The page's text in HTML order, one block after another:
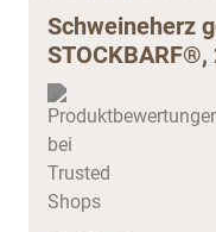
Schweineherz
STOCKBARF®,